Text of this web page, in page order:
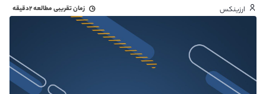
ارزینکس زمان تقریبی مطالعه۲دقیقه